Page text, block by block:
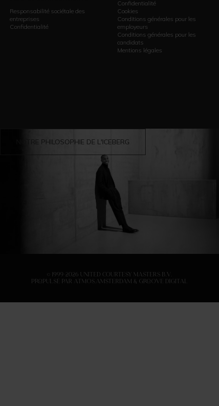
Responsabilité sociétale des
entreprises
Confidentialité
Confidentialité
Cookies
Conditions générales pour les
employeurs
Conditions générales pour les
candidats
Mentions légales
NOTRE PHILOSOPHIE DE L'ICEBERG
© 1999-2026 United Courtesy Masters B.V.
Propulsé par
Atmos.Amsterdam & Groove Digital